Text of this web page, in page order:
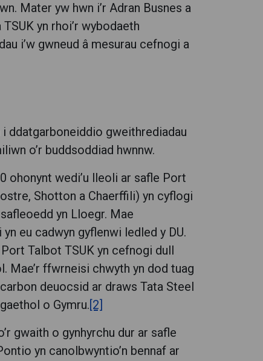
Mater yw hwn i’r Adran Busnes a
yn rhoi’r wybodaeth
i’w gwneud â mesurau cefnogi a
ddatgarboneiddio gweithrediadau
o’r buddsoddiad hwnnw.
ohonynt wedi’u lleoli ar safle Port
Shotton a Chaerffili) yn cyflogi
yn Lloegr. Mae
eu cadwyn gyflenwi ledled y DU.
Talbot TSUK yn cefnogi dull
Mae’r ffwrneisi chwyth yn dod tuag
deuocsid ar draws Tata Steel
o Gymru.[2]
gwaith o gynhyrchu dur ar safle
yn canolbwyntio’n bennaf ar